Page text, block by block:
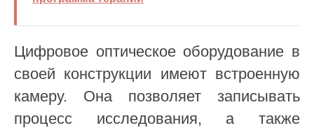
Цифровое оптическое оборудование в
своей конструкции имеют встроенную
камеру. Она позволяет записывать
процесс исследования, а также